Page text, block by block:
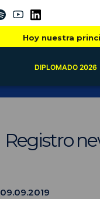
Hoy nuestra
DIPLOMADO 2026
Registro
09.09.2019